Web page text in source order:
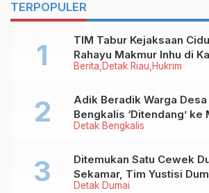
TERPOPULER
Berita Detak Riau Hukrim
TIM Tabur Kejaksaan
Rahayu Makmur Inhu di
Kredit Fiktif Rp2,8 M
Detak Bengkalis
Adik Beradik Warga
Bengkalis ‘Ditendang’ ke
Sebabnya!
Detak Dumai
Ditemukan Satu Cewek
Sekamar, Tim Yustisi
Puluhan Pasangan Mesum